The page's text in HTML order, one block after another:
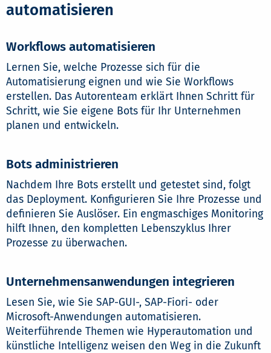
automatisieren
Workflows automatisieren
Lernen Sie, welche Prozesse sich für die
Automatisierung eignen und wie Sie Workflows
erstellen. Das Autorenteam erklärt Ihnen Schritt für
Schritt, wie Sie eigene Bots für Ihr Unternehmen
planen und entwickeln.
Bots administrieren
Nachdem Ihre Bots erstellt und getestet sind, folgt
das Deployment. Konfigurieren Sie Ihre Prozesse und
definieren Sie Auslöser. Ein engmaschiges Monitoring
hilft Ihnen, den kompletten Lebenszyklus Ihrer
Prozesse zu überwachen.
Unternehmensanwendungen integrieren
Lesen Sie, wie Sie SAP-GUI-, SAP-Fiori- oder
Microsoft-Anwendungen automatisieren.
Weiterführende Themen wie Hyperautomation und
künstliche Intelligenz weisen den Weg in die Zukunft